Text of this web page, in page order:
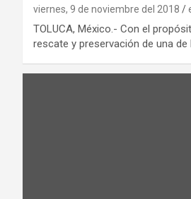
viernes, 9 de noviembre del 2018
TOLUCA, México.- Con el
rescate y preservación de una de